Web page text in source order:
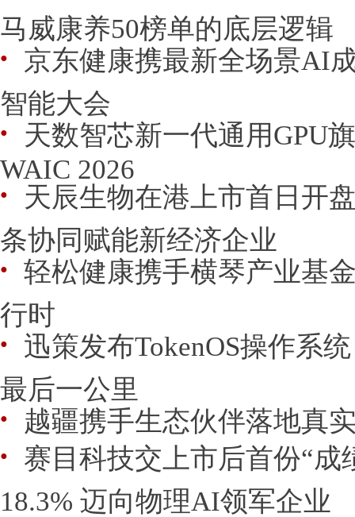
马威康养50榜单的底层逻辑
● 京东健康携最新全场景AI
智能大会
● 天数智芯新一代通用GPU
WAIC 2026
● 天辰生物在港上市首日开
条协同赋能新经济企业
● 轻松健康携手横琴产业基
行时
● 迅策发布TokenOS操作系
最后一公里
● 越疆携手生态伙伴落地真
● 赛目科技交上市后首份“成
18.3% 迈向物理AI领军企业